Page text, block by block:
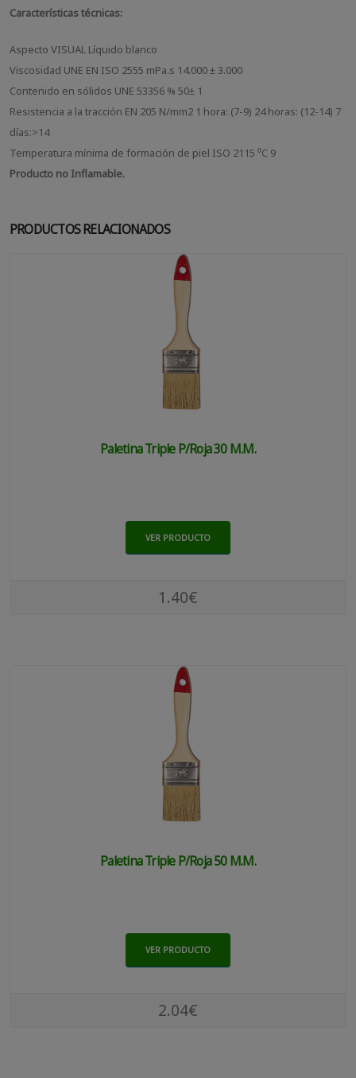
Características técnicas:
Aspecto VISUAL Líquido blanco
Viscosidad UNE EN ISO 2555 mPa.s 14.000 ± 3.000
Contenido en sólidos UNE 53356 % 50± 1
Resistencia a la tracción EN 205 N/mm2 1 hora: (7-9) 24 horas: (12-14) 7
días:>14
Temperatura mínima de formación de piel ISO 2115 ⁰C 9
Producto no Inflamable.
PRODUCTOS RELACIONADOS
Paletina Triple P/roja 30 M.m.
VER PRODUCTO
1.40€
Paletina Triple P/roja 50 M.m.
VER PRODUCTO
2.04€